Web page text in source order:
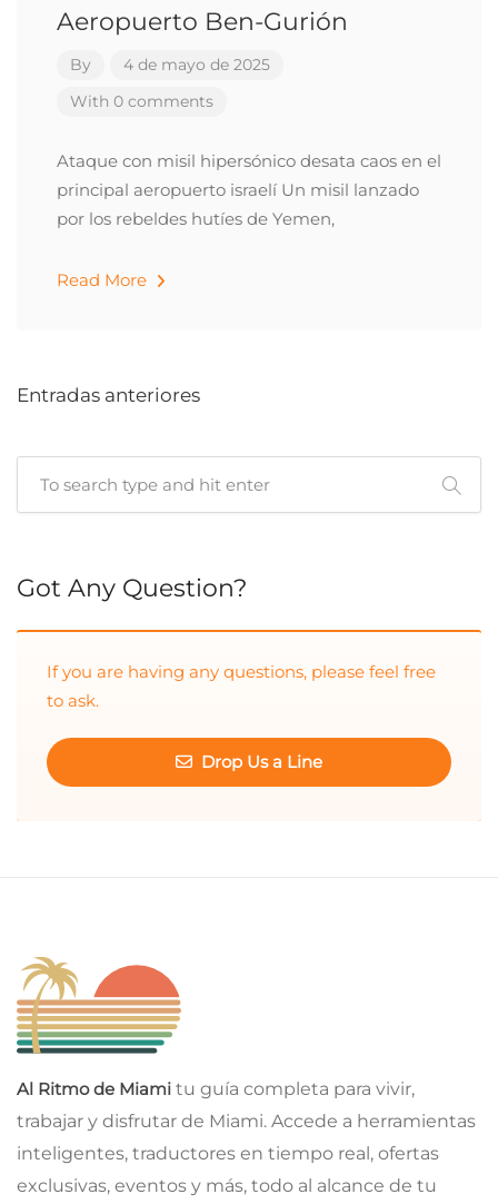
Aeropuerto Ben-Gurión
By
4 de mayo de 2025
With 0 comments
Ataque con misil hipersónico desata caos en el
principal aeropuerto israelí Un misil lanzado
por los rebeldes hutíes de Yemen,
Read More
Entradas anteriores
Got Any Question?
If you are having any questions, please feel free
to ask.
Drop Us a Line
Al Ritmo de Miami tu guía completa para vivir,
trabajar y disfrutar de Miami. Accede a herramientas
inteligentes, traductores en tiempo real, ofertas
exclusivas, eventos y más, todo al alcance de tu